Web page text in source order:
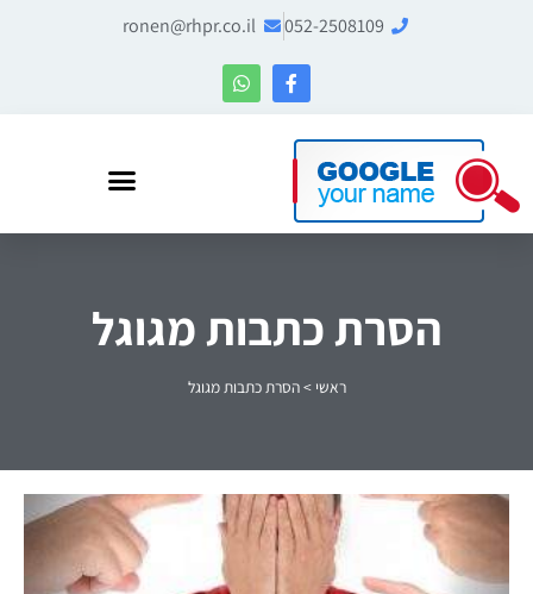
052-2508109
ronen@rhpr.co.il
הסרת כתבות מגוגל
ראשי >הסרת כתבות מגוגל